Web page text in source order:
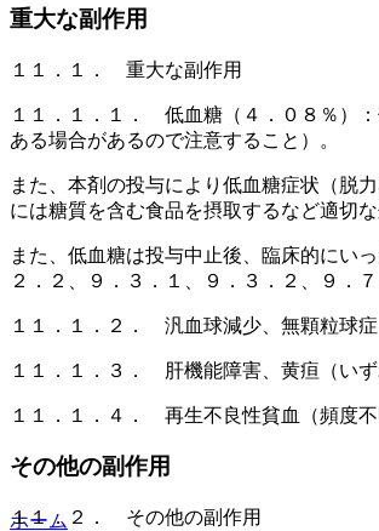
重大な副作用
１１．１． 重大な副作用
１１．１．１． 低血糖（４．０８％）
ある場合があるので注意すること）。
また、本剤の投与により低血糖症状（脱
には糖質を含む食品を摂取するなど適切
また、低血糖は投与中止後、臨床的にい
２．２、９．３．１、９．３．２、９．
１１．１．２． 汎血球減少、無顆粒球
１１．１．３． 肝機能障害、黄疸（い
１１．１．４． 再生不良性貧血（頻度不
その他の副作用
１１．２． その他の副作用
ホーム